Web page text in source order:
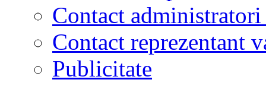
Contact
Contact reprezentant
Publicitate